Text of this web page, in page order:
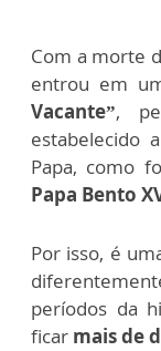
Com a morte
entrou em
Vacante”,
estabelecido
Papa, como
Papa Bento
Por isso, é
períodos da
ficar mais de